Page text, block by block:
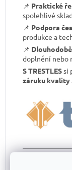
📌 Praktické
spolehlivé
📌 Podpora
produkce a
📌
doplnění nebo
S TRESTLESsi
záruku kvality